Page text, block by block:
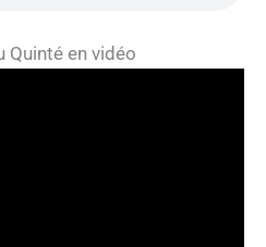
Quinté en vidéo